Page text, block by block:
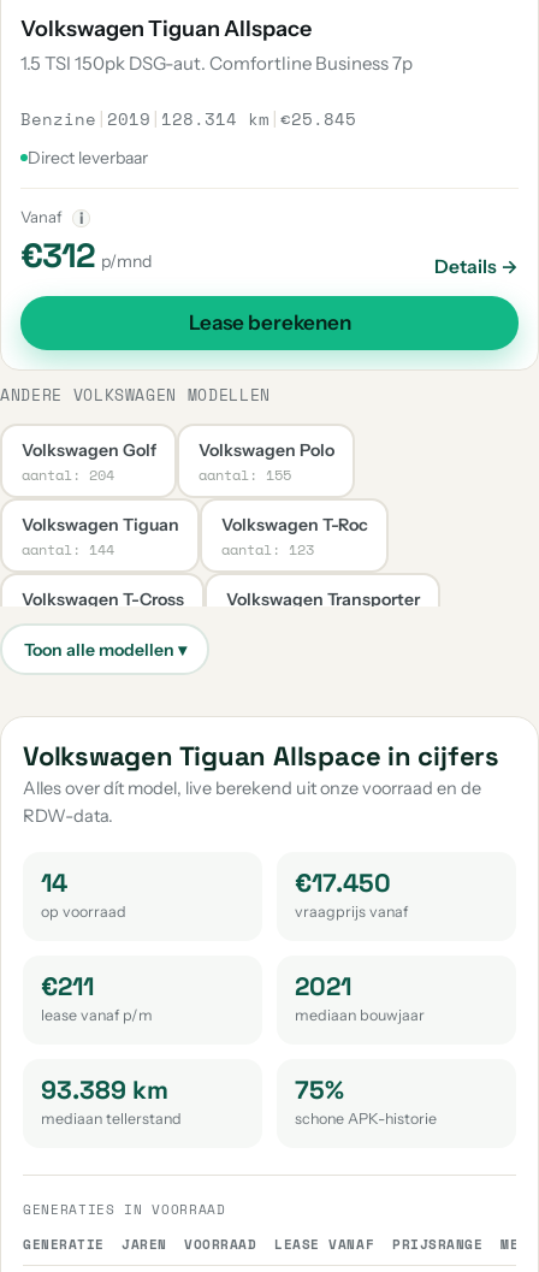
Volkswagen Tiguan Allspace
1.5 TSI 150pk DSG-aut. Comfortline Business 7p
Benzine | 2019 | 128.314 km |€25.845
Direct leverbaar
Vanaf i
€312 p/mnd Details →
Lease berekenen
ANDERE VOLKSWAGEN MODELLEN
Volkswagen Golf
aantal: 204
Volkswagen Polo
aantal: 155
Volkswagen Tiguan
aantal: 144
Volkswagen T-Roc
aantal: 123
Volkswagen T-Cross
aantal: 65
Volkswagen Transporter
Volkswagen Caddy
Volkswagen Up
aantal: 30
Volkswagen Caddy Maxi
aantal: 22
Volkswagen Golf Sportsvan
Volkswagen Passat Variant
aantal: 17
Volkswagen Tayron
aantal: 14
aantal: 12 aantal: 11
Volkswagen Id.4 Volkswagen Beetle
aantal: 8
Volkswagen Tiguan Allspace in cijfers
Alles over dít model, live berekend uit onze voorraad en de
RDW-data.
14
op voorraad
€17.450
vraagprijs vanaf
€211
lease vanaf p/m
2021
mediaan bouwjaar
93.389 km
mediaan tellerstand
75%
schone APK-historie
GENERATIES IN VOORRAAD
GENERATIE
JAREN VOORRAAD LEASE VANAF PRIJSRANGE